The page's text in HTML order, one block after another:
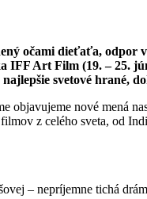
očami dieťaťa, odpor
Art Film (19. – 25.
svetové hrané,
nové mená
z celého sveta, od
– nepríjemne tichá